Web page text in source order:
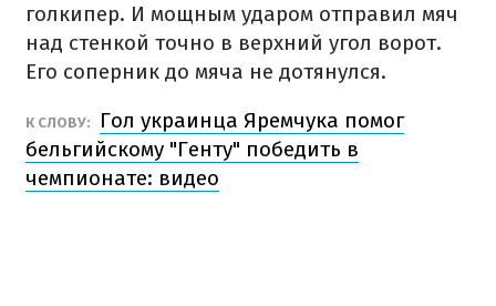
голкипер. И мощным ударом отправил мяч
над стенкой точно в верхний угол ворот.
Его соперник до мяча не дотянулся.
К СЛОВУ:
Гол украинца Яремчука помог
бельгийскому "Генту" победить в
чемпионате: видео